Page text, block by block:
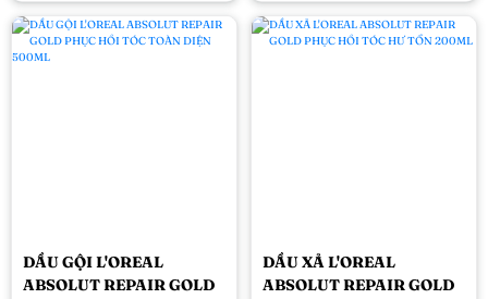
DẦU GỘI L'OREAL
ABSOLUT REPAIR GOLD
DẦU XẢ L'OREAL
ABSOLUT REPAIR GOLD